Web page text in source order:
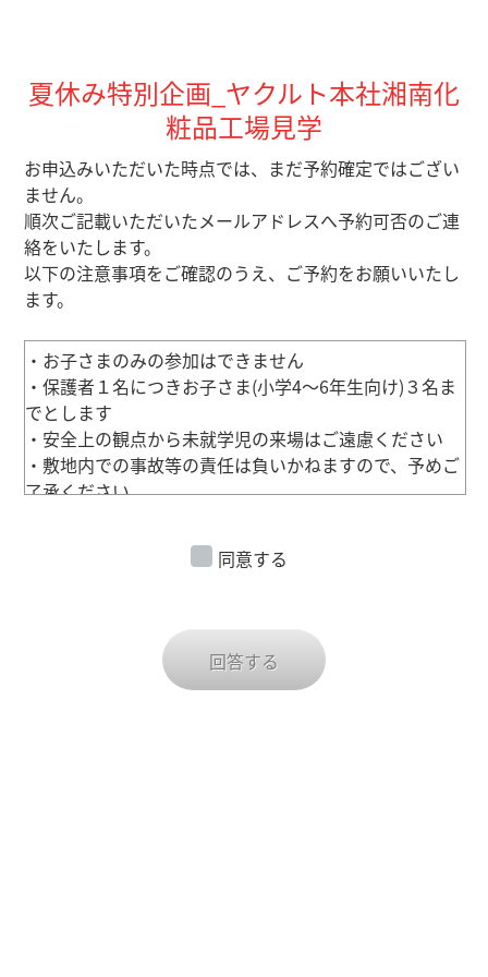
夏休み特別企画_ヤクルト本社湘南化
粧品工場見学
お申込みいただいた時点では、まだ予約確定ではござい
ません。
順次ご記載いただいたメールアドレスへ予約可否のご連
絡をいたします。
以下の注意事項をご確認のうえ、ご予約をお願いいたし
ます。
・お子さまのみの参加はできません
・保護者１名につきお子さま(小学4～6年生向け)３名ま
でとします
・安全上の観点から未就学児の来場はご遠慮ください
・敷地内での事故等の責任は負いかねますので、予めご
了承ください
同意する
回答する